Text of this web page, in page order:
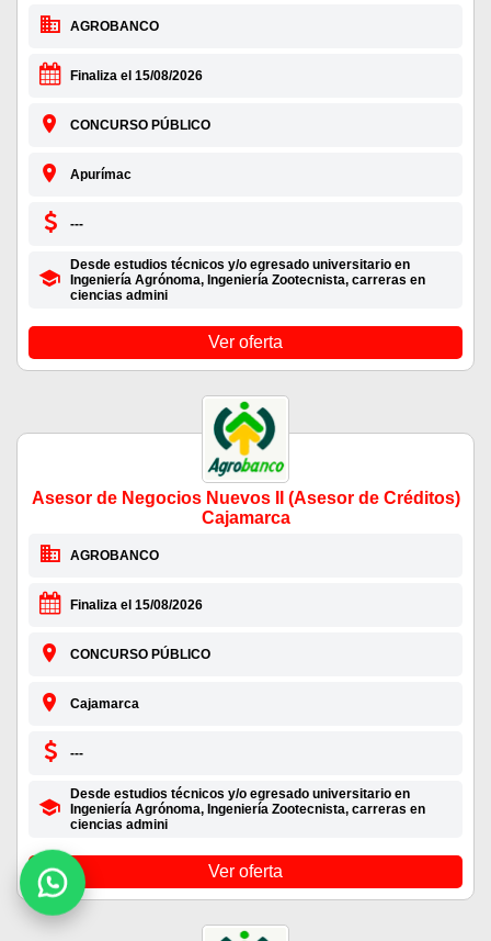
AGROBANCO
Finaliza el 15/08/2026
CONCURSO PÚBLICO
Apurímac
---
Desde estudios técnicos y/o egresado universitario en
Ingeniería Agrónoma, Ingeniería Zootecnista, carreras en
ciencias admini
Ver oferta
Asesor de Negocios Nuevos II (Asesor de Créditos)
Cajamarca
AGROBANCO
Finaliza el 15/08/2026
CONCURSO PÚBLICO
Cajamarca
---
Desde estudios técnicos y/o egresado universitario en
Ingeniería Agrónoma, Ingeniería Zootecnista, carreras en
ciencias admini
Ver oferta